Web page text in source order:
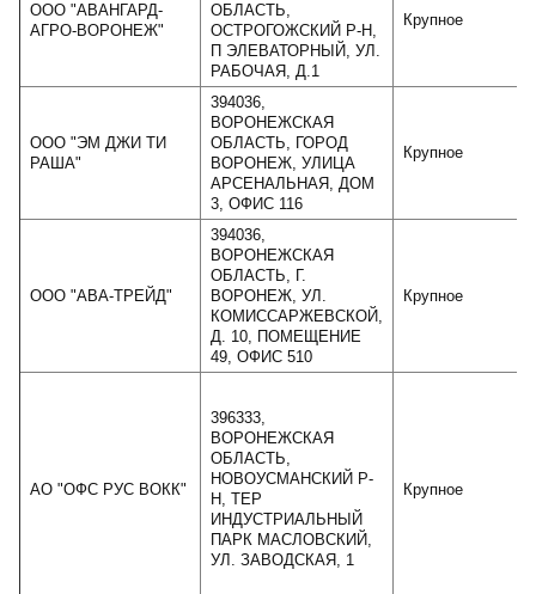
ООО "АВАНГАРД-
АГРО-ВОРОНЕЖ"
ОБЛАСТЬ,
ОСТРОГОЖСКИЙ Р-Н,
П ЭЛЕВАТОРНЫЙ, УЛ.
РАБОЧАЯ, Д.1
Крупное
ООО "ЭМ ДЖИ ТИ
РАША"
394036,
ВОРОНЕЖСКАЯ
ОБЛАСТЬ, ГОРОД
ВОРОНЕЖ, УЛИЦА
АРСЕНАЛЬНАЯ, ДОМ
3, ОФИС 116
Крупное
ООО "АВА-ТРЕЙД"
394036,
ВОРОНЕЖСКАЯ
ОБЛАСТЬ, Г.
ВОРОНЕЖ, УЛ.
КОМИССАРЖЕВСКОЙ,
Д. 10, ПОМЕЩЕНИЕ
49, ОФИС 510
Крупное
АО "ОФС РУС ВОКК"
396333,
ВОРОНЕЖСКАЯ
ОБЛАСТЬ,
НОВОУСМАНСКИЙ Р-
Н, ТЕР
ИНДУСТРИАЛЬНЫЙ
ПАРК МАСЛОВСКИЙ,
УЛ. ЗАВОДСКАЯ, 1
Крупное